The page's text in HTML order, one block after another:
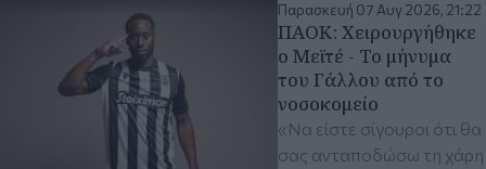
Παρασκευή 07 Αυγ 2026, 21:22
ΠΑΟΚ: Χειρουργήθηκε
ο Μεϊτέ - Το μήνυμα
του Γάλλου από το
νοσοκομείο
«Να είστε σίγουροι ότι θα
σας ανταποδώσω τη χάρη